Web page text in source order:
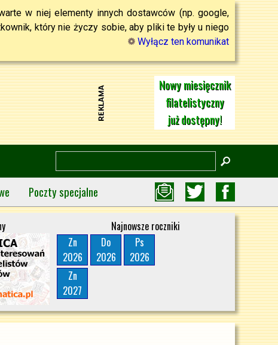
w niej elementy innych dostawców (np. google,
który nie życzy sobie, aby pliki te były u niego
Wyłącz ten komunikat
Nowy miesięcznik
filatelistyczny
już dostępny!
Poczty specjalne
Najnowsze roczniki
Zn
2026
Do
2026
Ps
2026
Zn
2027